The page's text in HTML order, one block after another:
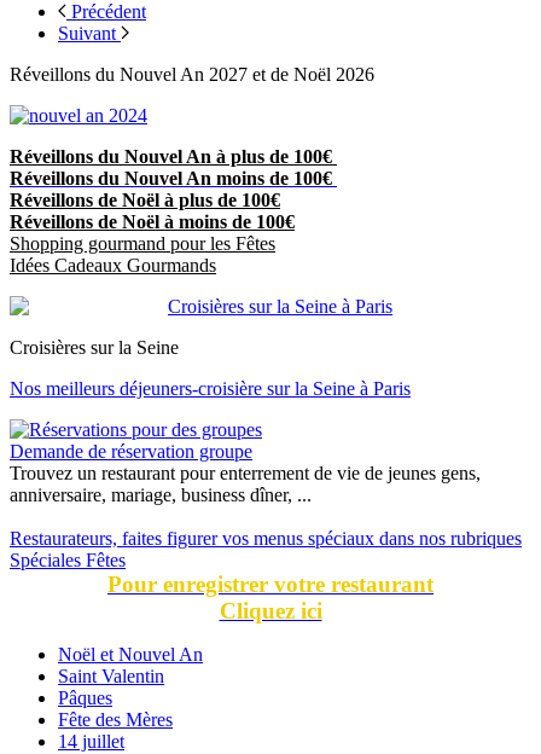
Précédent
Suivant
Réveillons du Nouvel An 2027 et de Noël 2026
Réveillons du Nouvel An à plus de 100€
Réveillons du Nouvel An moins de 100€
Réveillons de Noël à plus de 100€
Réveillons de Noël à moins de 100€
Shopping gourmand pour les Fêtes
Idées Cadeaux Gourmands
Croisières sur la Seine
Nos meilleurs déjeuners-croisière sur la Seine à Paris
Demande de réservation groupe
Trouvez un restaurant pour enterrement de vie de jeunes gens,
anniversaire, mariage, business dîner, ...
Restaurateurs, faites figurer vos menus spéciaux dans nos rubriques
Spéciales Fêtes
Pour enregistrer votre restaurant
Cliquez ici
Noël et Nouvel An
Saint Valentin
Pâques
Fête des Mères
14 juillet